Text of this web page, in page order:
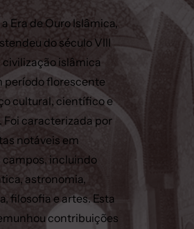
Era de Ouro Islâmica,
do século VIII
civilização islâmica
período florescente
cultural, científico e
Foi caracterizada por
notáveis em
campos, incluindo
astronomia,
filosofia e artes. Esta
contribuições